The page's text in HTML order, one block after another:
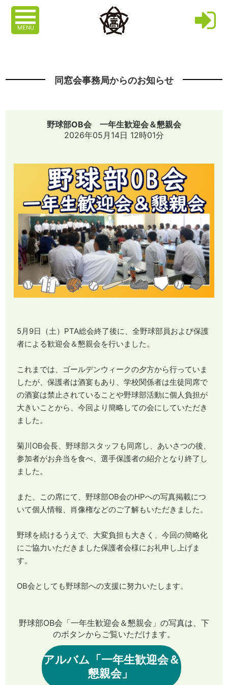
MENU
同窓会事務局からのお知らせ
野球部OB会 一年生歓迎会＆懇親会
2026年05月14日 12時01分
5月9日（土）PTA総会終了後に、全野球部員および保護
者による歓迎会＆懇親会を行いました。
これまでは、ゴールデンウィークの夕方から行っていま
したが、保護者は酒宴もあり、学校関係者は生徒同席で
の酒宴は禁止されていることや野球部活動に個人負担が
大きいことから、今回より簡略しての会にしていただき
ました。
菊川OB会長、野球部スタッフも同席し、あいさつの後、
参加者がお弁当を食べ、選手保護者の紹介となり終了し
ました。
また、この席にて、野球部OB会のHPへの写真掲載につ
いて個人情報、肖像権などのご了解もいただきました。
野球を続けるうえで、大変負担も大きく、今回の簡略化
にご協力いただきました保護者会様にお礼申し上げま
す。
OB会としても野球部への支援に努力いたします。
野球部OB会「一年生歓迎会＆懇親会」の写真は、下
のボタンからご覧いただけます。
アルバム「一年生歓迎会＆
懇親会」